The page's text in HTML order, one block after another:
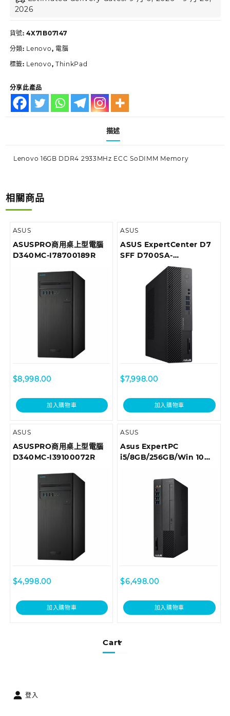
Cart
2026
貨號:4X71B07147
分類: Lenovo, 電腦
標籤: Lenovo, ThinkPad
分享此產品
描述
Lenovo 16GB DDR4 2933MHz ECC SoDIMM Memory
相關商品
ASUS
ASUSPRO商用桌上型電腦
D340MC-I78700189R
$8,998.00
加入購物車
ASUS
ASUS ExpertCenter D7
SFF D700SA-
510500010T Desktop
$7,998.00
加入購物車
ASUS
ASUSPRO商用桌上型電腦
D340MC-I39100072R
$4,998.00
加入購物車
ASUS
Asus ExpertPC
i5/8GB/256GB/Win 10
D6414SFF-I59400036R
$6,498.00
加入購物車
登入